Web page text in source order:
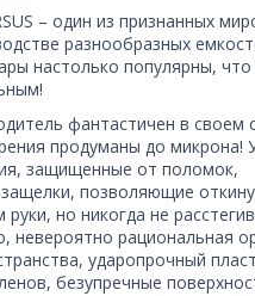
– один из признанных
разнообразных
настолько популярны,
фантастичен в своем
продуманы до микрона!
защищенные от поломок,
позволяющие
но никогда не
невероятно рациональная
ударопрочный
безупречные